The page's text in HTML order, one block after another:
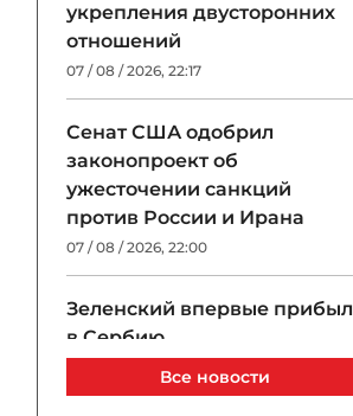
укрепления двусторонних
отношений
07 / 08 / 2026, 22:17
Сенат США одобрил
законопроект об
ужесточении санкций
против России и Ирана
07 / 08 / 2026, 22:00
Зеленский впервые прибыл
в Сербию
07 / 08 / 2026, 21:40Все новости